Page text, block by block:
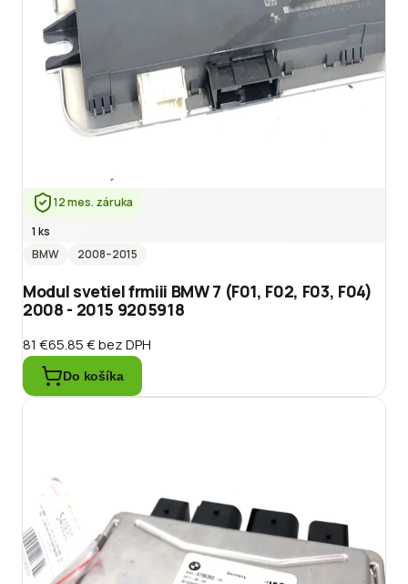
12 mes. záruka
1 ks
BMW
2008–2015
Modul svetiel frmiii BMW 7 (F01, F02, F03, F04)
2008 - 2015 9205918
81 €65.85 €bez DPH
Do košíka